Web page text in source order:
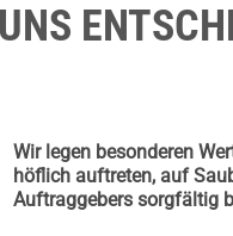
Wir legen besonderen
höflich auftreten, auf
Auftraggebers sorgfältig